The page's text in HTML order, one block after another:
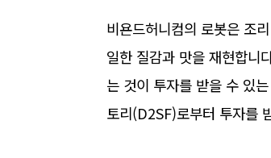
비욘드허니컴의 로봇은 조
일한 질감과 맛을 재현합니
는 것이 투자를 받을 수 있
토리(D2SF)로부터 투자를